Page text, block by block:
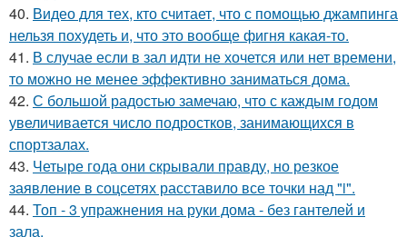
40. Видео для тех, кто считает, что с помощью джампинга
нельзя похудеть и, что это вообще фигня какая-то.
41. В случае если в зал идти не хочется или нет времени,
то можно не менее эффективно заниматься дома.
42. С большой радостью замечаю, что с каждым годом
увеличивается число подростков, занимающихся в
спортзалах.
43. Четыре года они скрывали правду, но резкое
заявление в соцсетях расставило все точки над "i".
44. Топ - 3 упражнения на руки дома - без гантелей и
зала.